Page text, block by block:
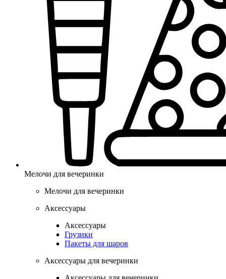
Мелочи для вечеринки
Мелочи для вечеринки
Аксессуары
Аксессуары
Грузики
Пакеты для шаров
Аксессуары для вечеринки